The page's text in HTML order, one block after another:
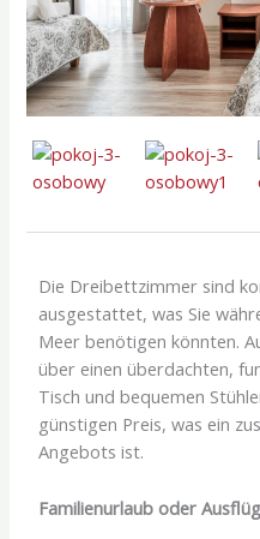
Die Dreibettzimmer sind
ausgestattet, was Sie
Meer benötigen könnten.
über einen überdachten,
Tisch und bequemen
günstigen Preis, was ein
Angebots ist.
Familienurlaub oder